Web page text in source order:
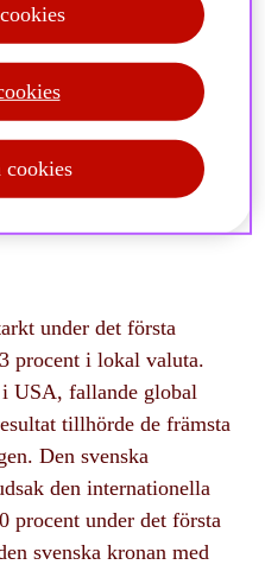
07-05 och kan innehålla
sidor
under det första
procent i lokal valuta.
USA, fallande global
tillhörde de främsta
Den svenska
den internationella
procent under det första
svenska kronan med
cookies